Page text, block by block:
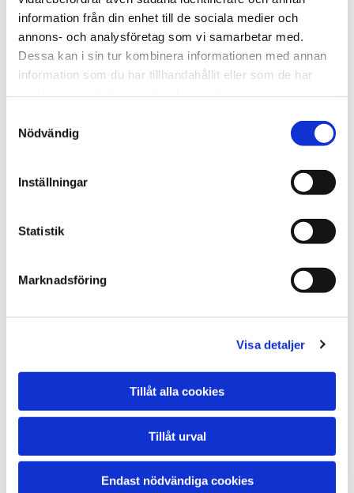
information från din enhet till de sociala medier och
annons- och analysföretag som vi samarbetar med.
Dessa kan i sin tur kombinera informationen med annan
information som du har tillhandahållit eller som de har
Nödvändig
Inställningar
Statistik
Marknadsföring
Visa detaljer
Tillåt alla cookies
Tillåt urval
Endast nödvändiga cookies
170 / Nyskick
grand/SÅLD
180,SÅLD